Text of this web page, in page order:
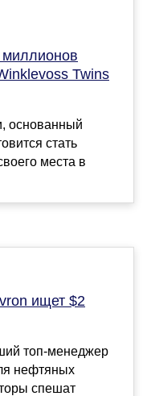
миллионов
Twins
основанный
стать
места в
ищет $2
топ-менеджер
нефтяных
спешат